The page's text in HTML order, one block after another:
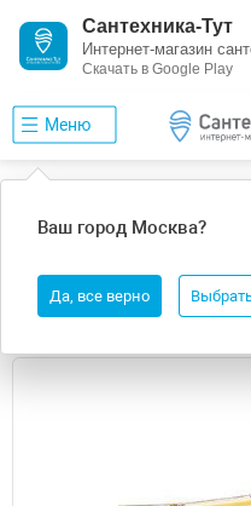
Сантехника-Тут
Интернет-магазин
Скачать в Google Play
Меню
Ваш город Москва?
Да, все верно
Светодиодная лента